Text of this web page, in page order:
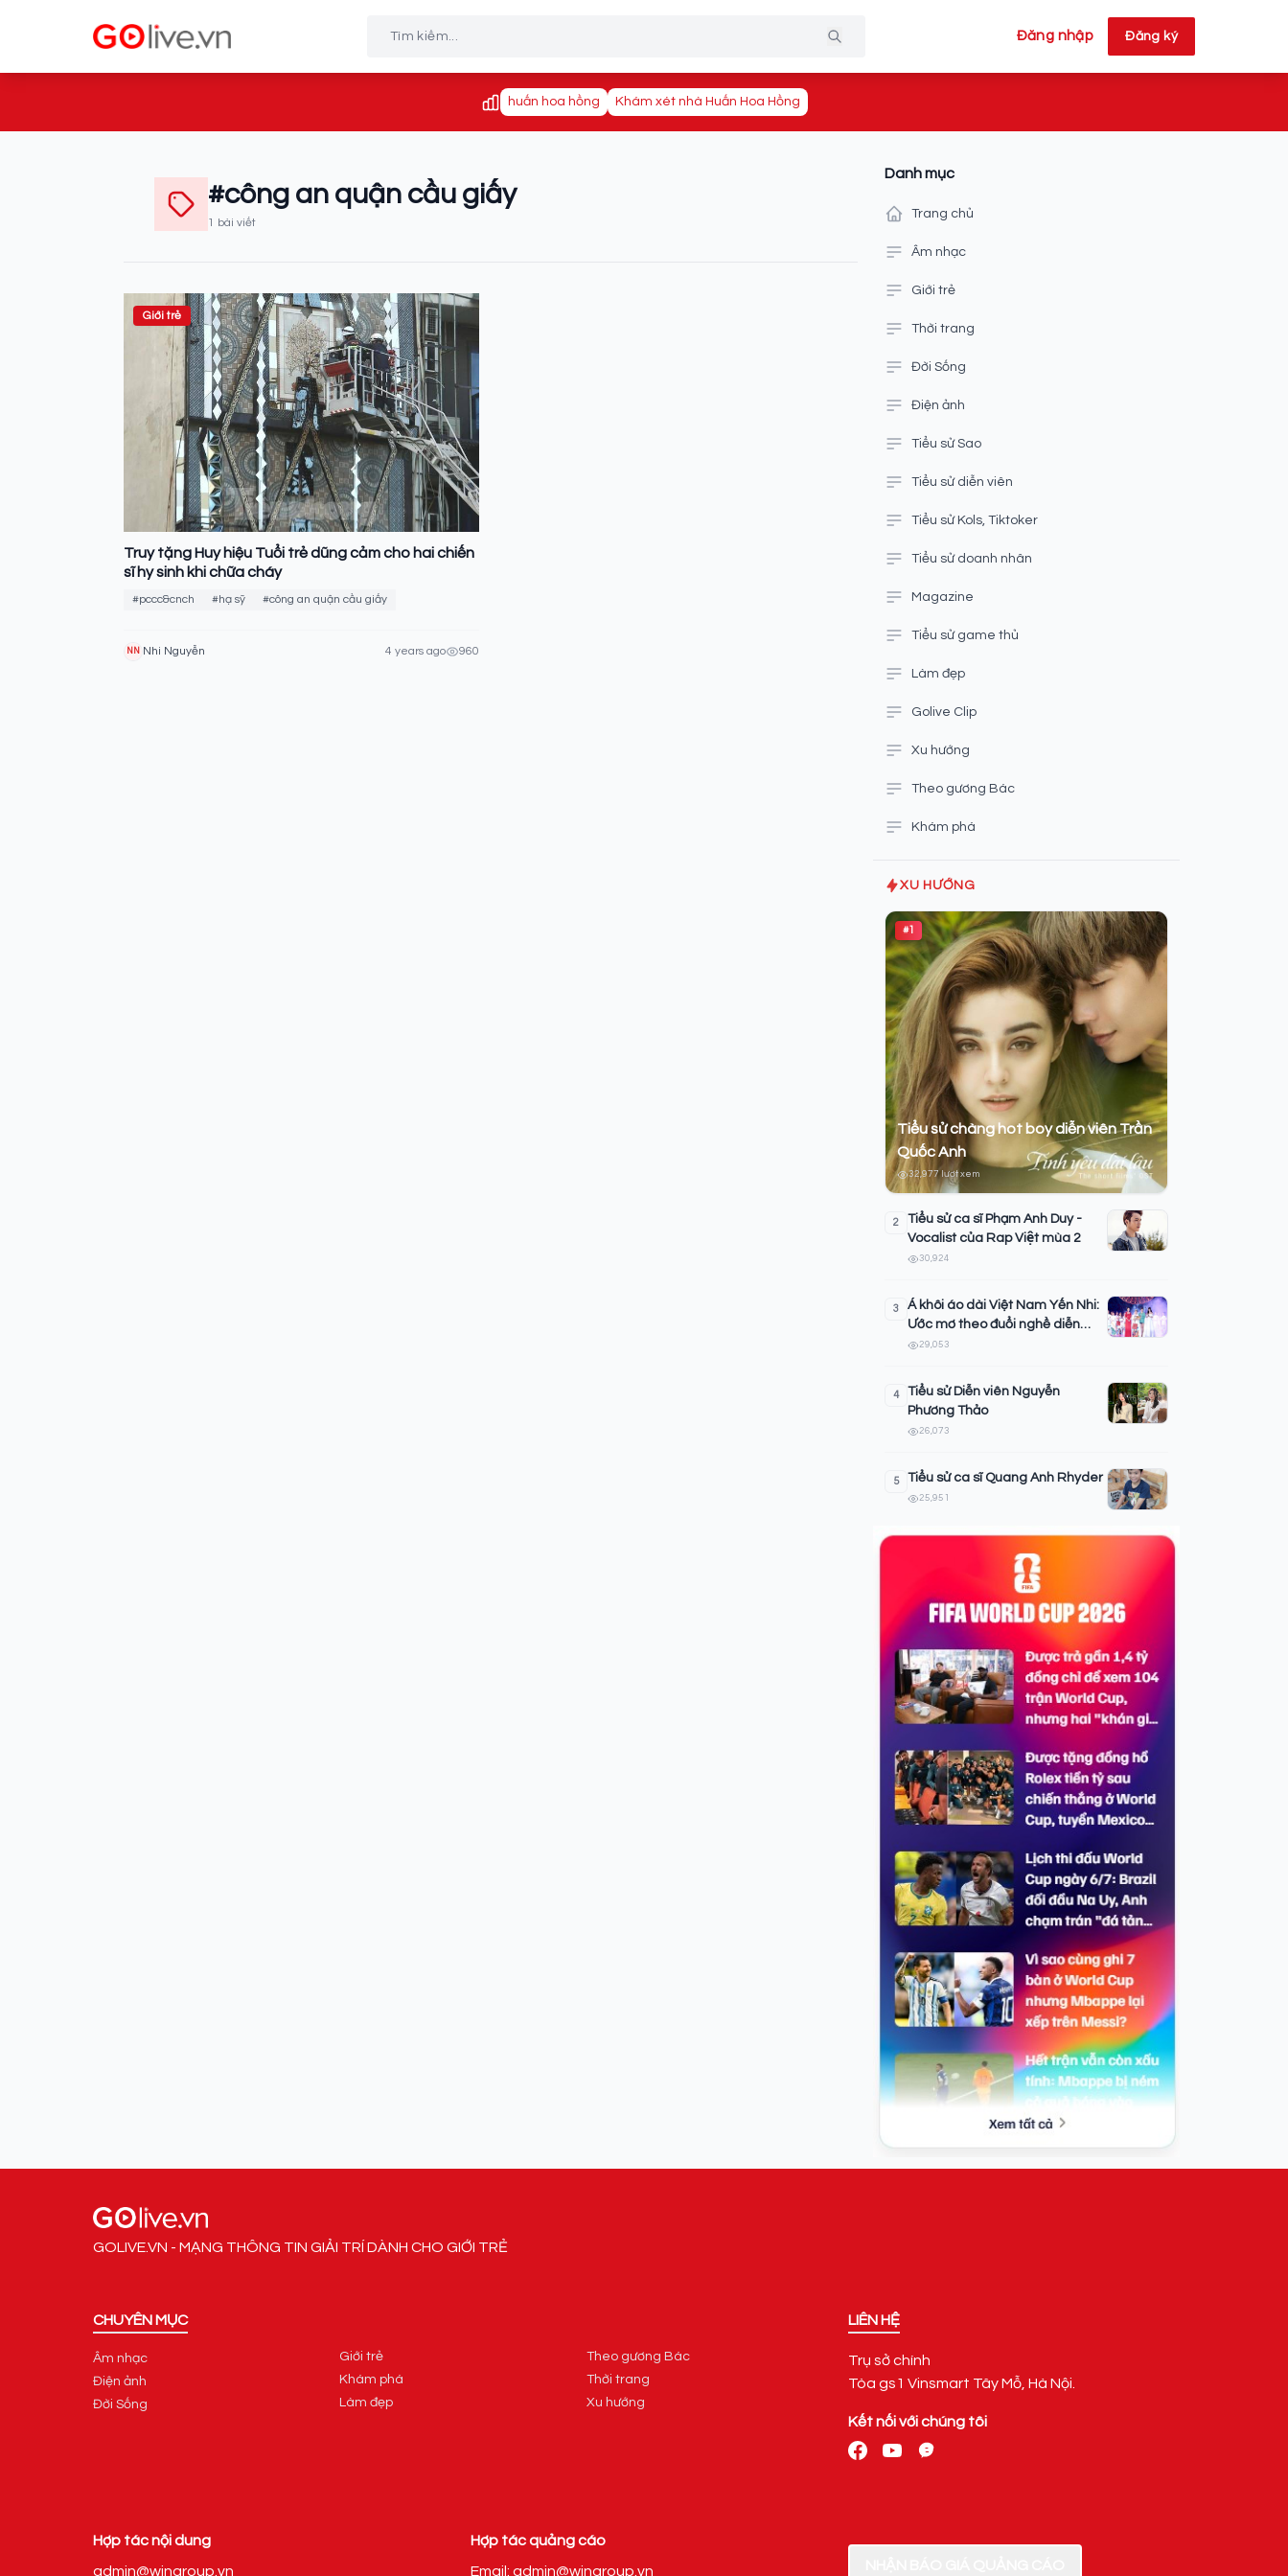
Đăng nhập Đăng ký
huấn hoa hồng Khám xét nhà Huấn Hoa Hồng
#công an quận cầu giấy
1 bài viết
Giới trẻ
Truy tặng Huy hiệu Tuổi trẻ dũng cảm cho hai chiến
sĩ hy sinh khi chữa cháy
#pccc&cnch #hạ sỹ #công an quận cầu giấy
NN Nhi Nguyễn 4 years ago 960
Danh mục
Trang chủ
Âm nhạc
Giới trẻ
Thời trang
Đời Sống
Điện ảnh
Tiểu sử Sao
Tiểu sử diễn viên
Tiểu sử Kols, Tiktoker
Tiểu sử doanh nhân
Magazine
Tiểu sử game thủ
Làm đẹp
Golive Clip
Xu hướng
Theo gương Bác
Khám phá
XU HƯỚNG
#1
Tiểu sử chàng hot boy diễn viên Trần
Quốc Anh
32,977 lượt xem
2
Tiểu sử ca sĩ Phạm Anh Duy -
Vocalist của Rap Việt mùa 2
30,924
3
Á khôi áo dài Việt Nam Yến Nhi:
Ước mơ theo đuổi nghề diễn
viên, sở hữu tấm lòng thiện
29,053
4
Tiểu sử Diễn viên Nguyễn
Phương Thảo
26,073
5 Tiểu sử ca sĩ Quang Anh Rhyder
25,951
GOLIVE.VN - MẠNG THÔNG TIN GIẢI TRÍ DÀNH CHO GIỚI TRẺ
CHUYÊN MỤC
Âm nhạc
Điện ảnh
Đời Sống
Giới trẻ
Khám phá
Làm đẹp
Theo gương Bác
Thời trang
Xu hướng
LIÊN HỆ
Trụ sở chính
Tòa gs1 Vinsmart Tây Mỗ, Hà Nội.
Kết nối với chúng tôi
Hợp tác nội dung
admin@wingroup.vn
Hợp tác quảng cáo
Email: admin@wingroup.vn